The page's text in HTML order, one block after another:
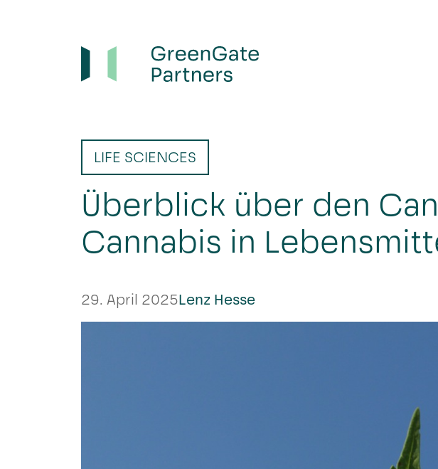
LIFE SCIENCES
Überblick über den
Cannabis in
29. April 2025Lenz Hesse